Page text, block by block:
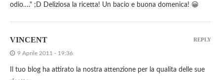
odio…." ;D Deliziosa la ricetta! Un bacio e buona domenica! 😀
VINCENT
9 Aprile 2011 - 19:36
Il tuo blog ha attirato la nostra attenzione per la qualita delle sue
REPLY